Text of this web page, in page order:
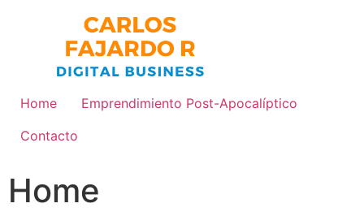
Home
Emprendimiento Post-Apocalíptico
Contacto
Home